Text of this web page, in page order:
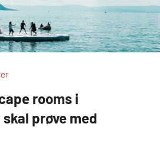
rooms i
prøve med